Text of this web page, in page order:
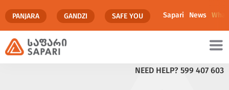
PANJARA GANDZI SAFE YOU Sapari News
NEED HELP? 599 407 603